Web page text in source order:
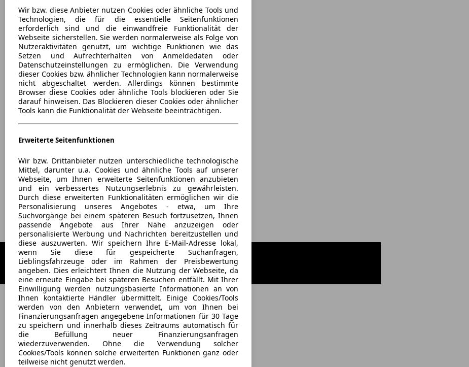
Wir bzw. diese Anbieter nutzen Cookies oder ähnliche Tools und
Technologien, die für die essentielle Seitenfunktionen
erforderlich sind und die einwandfreie Funktionalität der
Webseite sicherstellen. Sie werden normalerweise als Folge von
Nutzeraktivitäten genutzt, um wichtige Funktionen wie das
Setzen und Aufrechterhalten von Anmeldedaten oder
Datenschutzeinstellungen zu ermöglichen. Die Verwendung
dieser Cookies bzw. ähnlicher Technologien kann normalerweise
nicht abgeschaltet werden. Allerdings können bestimmte
Browser diese Cookies oder ähnliche Tools blockieren oder Sie
darauf hinweisen. Das Blockieren dieser Cookies oder ähnlicher
Tools kann die Funktionalität der Webseite beeinträchtigen.
Erweiterte Seitenfunktionen
Wir bzw. Drittanbieter nutzen unterschiedliche technologische
Mittel, darunter u.a. Cookies und ähnliche Tools auf unserer
Webseite, um Ihnen erweiterte Seitenfunktionen anzubieten
und ein verbessertes Nutzungserlebnis zu gewährleisten.
Durch diese erweiterten Funktionalitäten ermöglichen wir die
Personalisierung unseres Angebotes - etwa, um Ihre
Suchvorgänge bei einem späteren Besuch fortzusetzen, Ihnen
passende Angebote aus Ihrer Nähe anzuzeigen oder
personalisierte Werbung und Nachrichten bereitzustellen und
diese auszuwerten. Wir speichern Ihre E-Mail-Adresse lokal,
wenn Sie diese für gespeicherte Suchanfragen,
Lieblingsfahrzeuge oder im Rahmen der Preisbewertung
angeben. Dies erleichtert Ihnen die Nutzung der Webseite, da
eine erneute Eingabe bei späteren Besuchen entfällt. Mit Ihrer
Einwilligung werden nutzungsbasierte Informationen an von
Ihnen kontaktierte Händler übermittelt. Einige Cookies/Tools
werden von den Anbietern verwendet, um von Ihnen bei
Finanzierungsanfragen angegebene Informationen für 30 Tage
zu speichern und innerhalb dieses Zeitraums automatisch für
die Befüllung neuer Finanzierungsanfragen
wiederzuverwenden. Ohne die Verwendung solcher
Cookies/Tools können solche erweiterten Funktionen ganz oder
teilweise nicht genutzt werden.